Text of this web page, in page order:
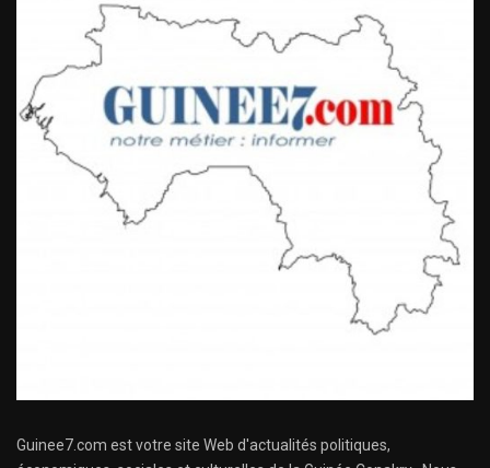
Guinee7.com est votre site Web d'actualités politiques,